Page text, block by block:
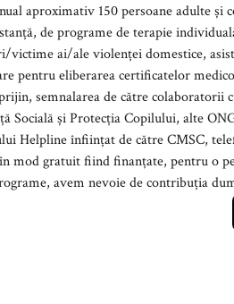
a depăși traumele generate de violență, programe educaționale
asistență și suport material în situații de criză, precum și decontarea unor costuri
medico-legale. Cazurile ajung în atenția fundației prin: adresarea
de poliție, unități de învățământ etc.) sau prin
gratuit 0800.070.017 dedicat victimelor violenței domestice. Aceste
finanțate, pentru o perioadă determinată, din fonduri
furnizarea acestor programe, avem nevoie de